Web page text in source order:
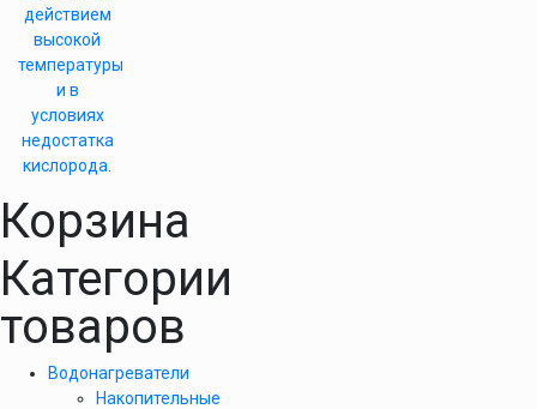
действием
высокой
температуры
и в
условиях
недостатка
кислорода.
Корзина
Категории
товаров
Водонагреватели
Накопительные